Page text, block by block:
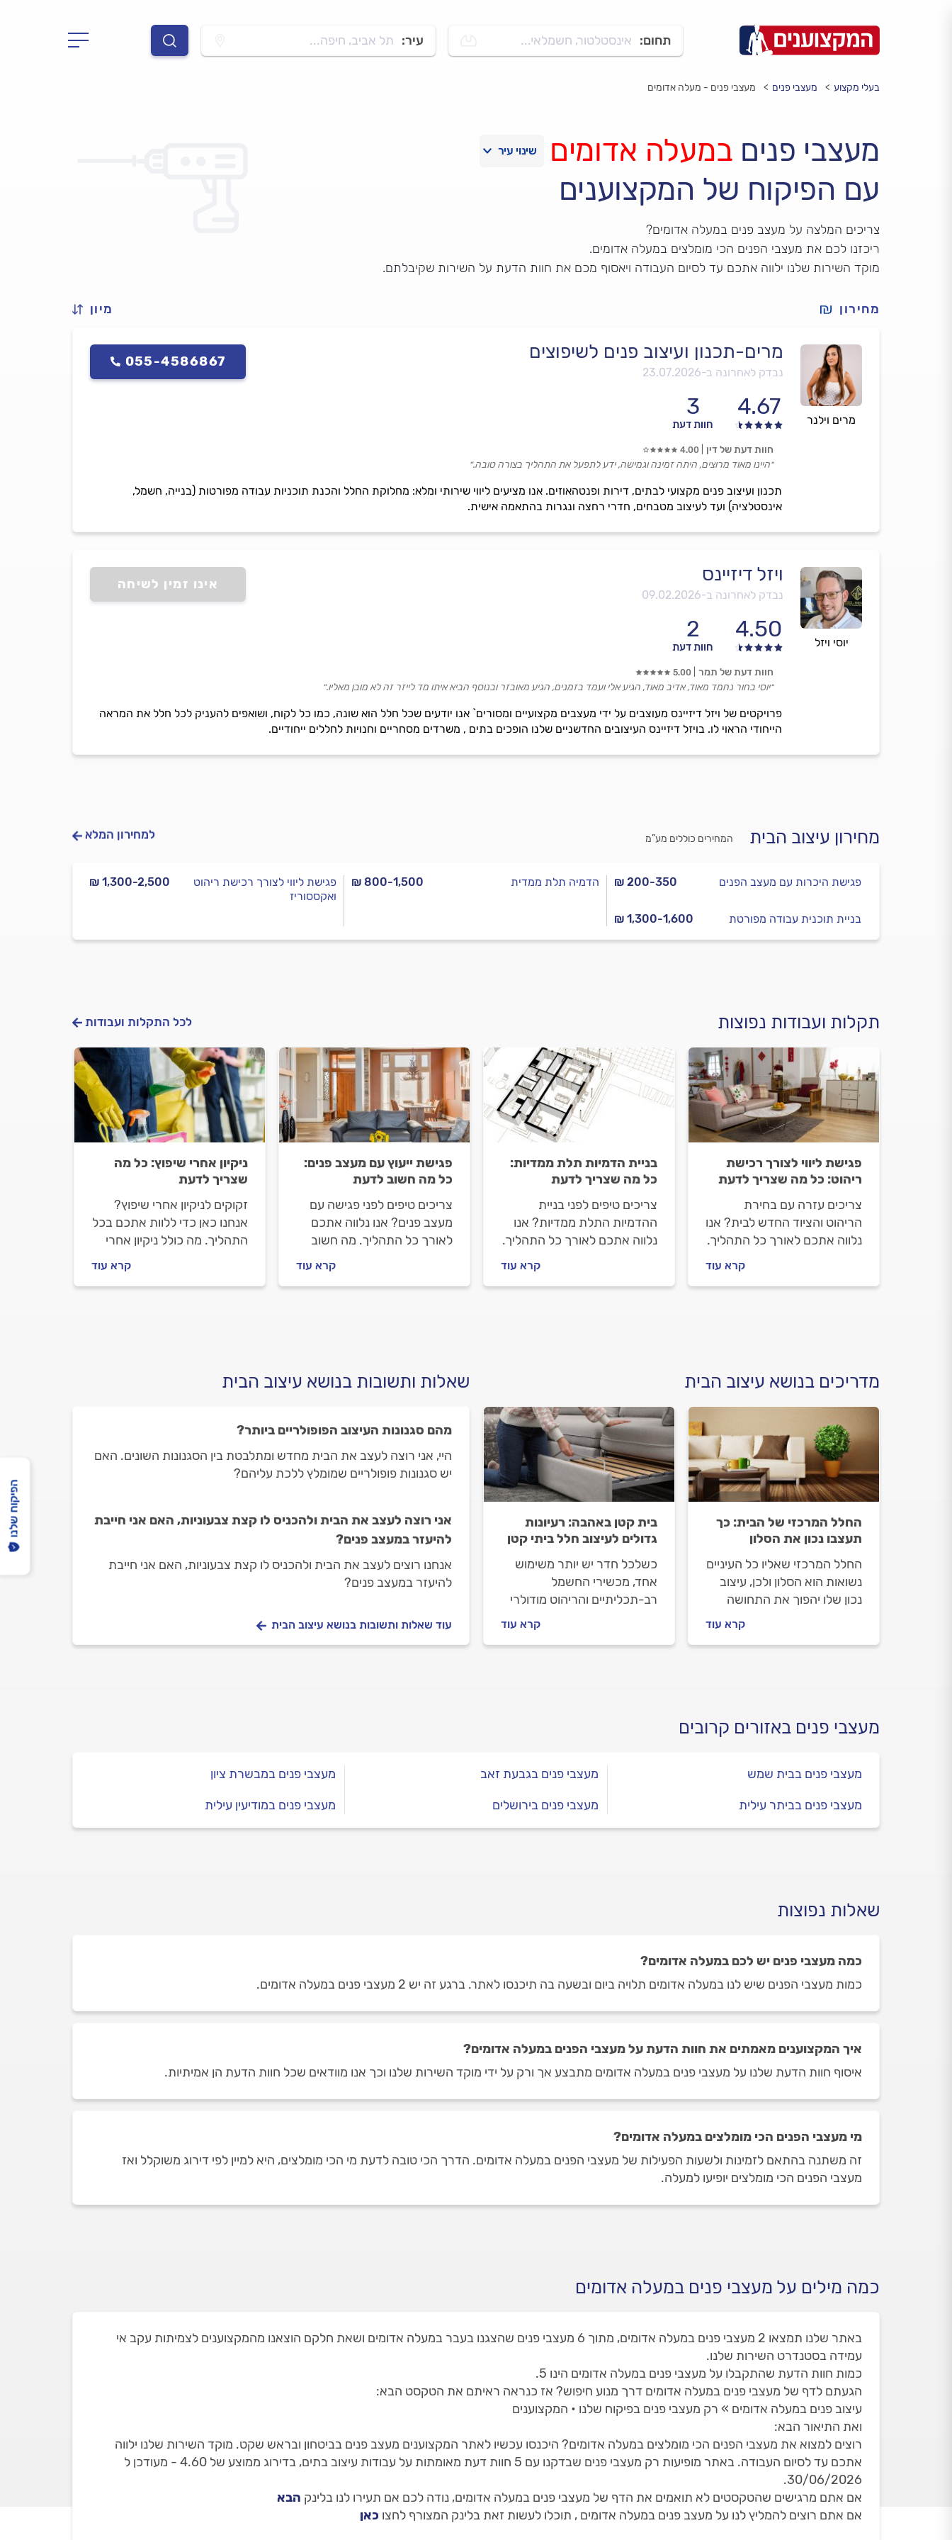
תחום: אינסטלטור, חשמלאי... עיר: תל אביב, חיפה...
בעלי מקצוע מעצבי פנים מעצבי פנים - מעלה אדומים
מעצבי פנים במעלה אדומים
עם הפיקוח של המקצוענים
צריכים המלצה על מעצב פנים במעלה אדומים?
ריכזנו לכם את מעצבי הפנים הכי מומלצים במעלה אדומים.
מוקד השירות שלנו ילווה אתכם עד לסיום העבודה ויאסוף מכם את חוות הדעת על השירות שקיבלתם.
מחירון מיון
מרים וילנר
מרים-תכנון ועיצוב פנים לשיפוצים
נבדק לאחרונה ב-23.07.2026
4.67
3
חוות דעת
055-4586867
תכנון ועיצוב פנים מקצועי לבתים, דירות ופנטהאוזים. אנו מציעים ליווי שירותי ומלא: מחלוקת החלל והכנת תוכניות עבודה מפורטות (בנייה, חשמל,
אינסטלציה) ועד לעיצוב מטבחים, חדרי רחצה ונגרות בהתאמה אישית.
חוות דעת של דין 4.00
״היינו מאוד מרוצים, היתה זמינה וגמישה, ידע לתפעל את התהליך בצורה טובה.״
יוסי ויזל
ויזל דיזיינס
נבדק לאחרונה ב-09.02.2026
4.50
2
חוות דעת
אינו זמין לשיחה
פרויקטים של ויזל דיזיינס מעוצבים על ידי מעצבים מקצועיים ומסורים` אנו יודעים שכל חלל הוא שונה, כמו כל לקוח, ושואפים להעניק לכל חלל את המראה
הייחודי הראוי לו. בויזל דיזיינס העיצובים החדשניים שלנו הופכים בתים , משרדים מסחריים וחנויות לחללים ייחודיים.
חוות דעת של תמר 5.00
״יוסי בחור נחמד מאוד, אדיב מאוד, הגיע אלי ועמד בזמנים, הגיע מאובזר ובנוסף הביא איתו מד לייזר זה לא מובן מאליו.״
מחירון עיצוב הבית המחירים כוללים מע”מ למחירון המלא
₪ 200-350 פגישת היכרות עם מעצב הפנים
₪ 1,300-1,600 בניית תוכנית עבודה מפורטת
₪ 800-1,500 הדמיה תלת ממדית ₪ 1,300-2,500
פגישת ליווי לצורך רכישת ריהוט
ואקססוריז
תקלות ועבודות נפוצות לכל התקלות ועבודות
פגישת ליווי לצורך רכישת
ריהוט: כל מה שצריך לדעת
צריכים עזרה עם בחירת
הריהוט והציוד החדש לבית? אנו
נלווה אתכם לאורך כל התהליך.
עם מעצב פנים, מה חשוב לבדוק
מולו וכמה השירות עולה? ריכזנו
קרא עוד
בניית הדמיות תלת ממדיות:
כל מה שצריך לדעת
צריכים טיפים לפני בניית
ההדמיות התלת ממדיות? אנו
נלווה אתכם לאורך כל התהליך.
לפגישה, מה חשוב לבדוק
במעמד הפגישה וכמה השירות
קרא עוד
פגישת ייעוץ עם מעצב פנים:
כל מה חשוב לדעת
צריכים טיפים לפני פגישה עם
מעצב פנים? אנו נלווה אתכם
לאורך כל התהליך. מה חשוב
מעצב פנים, מה חשוב לבדוק
מולו וכמה השירות עולה? ריכזנו
קרא עוד
ניקיון אחרי שיפוץ: כל מה
שצריך לדעת
זקוקים לניקיון אחרי שיפוץ?
אנחנו כאן כדי ללוות אתכם בכל
התהליך. מה כולל ניקיון אחרי
הניקיון לפני העבודה ובמהלכה
וכמה יעלה הניקיון? כל
קרא עוד
מדריכים בנושא עיצוב הבית
החלל המרכזי של הבית: כך
תעצבו נכון את הסלון
החלל המרכזי שאליו כל העיניים
נשואות הוא הסלון ולכן, עיצוב
נכון שלו יהפוך את התחושה
ומזמינה. וכשמדובר על עיצוב
הסלון, הפרטים הקטנים הם אלו
ומחודש? הכל במדריך הבא.
קרא עוד
בית קטן באהבה: רעיונות
גדולים לעיצוב חלל ביתי קטן
כשלכל חדר יש יותר משימוש
אחד, מכשירי החשמל
רב-תכליתיים והריהוט מודולרי
מרווח ונעים יותר למגורים. מהם
האתגרים וכיצד ניתן להתמודד
קרא עוד
שאלות ותשובות בנושא עיצוב הבית
מהם סגנונות העיצוב הפופולריים ביותר?
היי, אני רוצה לעצב את הבית מחדש ומתלבטת בין הסגנונות השונים. האם
יש סגנונות פופולריים שמומלץ ללכת עליהם?
אני רוצה לעצב את הבית ולהכניס לו קצת צבעוניות, האם אני חייבת
להיעזר במעצב פנים?
אנחנו רוצים לעצב את הבית ולהכניס לו קצת צבעוניות, האם אני חייבת
להיעזר במעצב פנים?
עוד שאלות ותשובות בנושא עיצוב הבית
מעצבי פנים באזורים קרובים
מעצבי פנים בבית שמש
מעצבי פנים בביתר עילית
מעצבי פנים בגבעת זאב
מעצבי פנים בירושלים
מעצבי פנים במבשרת ציון
מעצבי פנים במודיעין עילית
שאלות נפוצות
כמה מעצבי פנים יש לכם במעלה אדומים?
כמות מעצבי הפנים שיש לנו במעלה אדומים תלויה ביום ובשעה בה תיכנסו לאתר. ברגע זה יש 2 מעצבי פנים במעלה אדומים.
איך המקצוענים מאמתים את חוות הדעת על מעצבי הפנים במעלה אדומים?
איסוף חוות הדעת שלנו על מעצבי פנים במעלה אדומים מתבצע אך ורק על ידי מוקד השירות שלנו וכך אנו מוודאים שכל חוות הדעת הן אמיתיות.
מי מעצבי הפנים הכי מומלצים במעלה אדומים?
זה משתנה בהתאם לזמינות ולשעות הפעילות של מעצבי הפנים במעלה אדומים. הדרך הכי טובה לדעת מי הכי מומלצים, היא למיין לפי דירוג משוקלל ואז
מעצבי הפנים הכי מומלצים יופיעו למעלה.
כמה מילים על מעצבי פנים במעלה אדומים
באתר שלנו תמצאו 2 מעצבי פנים במעלה אדומים, מתוך 6 מעצבי פנים שהצגנו בעבר במעלה אדומים ושאת חלקם הוצאנו מהמקצוענים לצמיתות עקב אי
עמידה בסטנדרט השירות שלנו.
כמות חוות הדעת שהתקבלו על מעצבי פנים במעלה אדומים הינו 5.
הגעתם לדף של מעצבי פנים במעלה אדומים דרך מנוע חיפוש? אז כנראה ראיתם את הטקסט הבא:
עיצוב פנים במעלה אדומים » רק מעצבי פנים בפיקוח שלנו • המקצוענים
ואת התיאור הבא:
רוצים למצוא את מעצבי הפנים הכי מומלצים במעלה אדומים? היכנסו עכשיו לאתר המקצוענים מעצב פנים בביטחון ובראש שקט. מוקד השירות שלנו ילווה
אתכם עד לסיום העבודה. באתר מופיעות רק מעצבי פנים שבדקנו עם 5 חוות דעת מאומתות על עבודות עיצוב בתים, בדירוג ממוצע של 4.60 - מעודכן ל
30/06/2026.
אם אתם מרגישים שהטקסטים לא תואמים את הדף של מעצבי פנים במעלה אדומים, נודה לכם אם תעירו לנו בלינק הבא
אם אתם רוצים להמליץ לנו על מעצב פנים במעלה אדומים , תוכלו לעשות זאת בלינק המצורף לחצו כאן
הפיקוח שלנו